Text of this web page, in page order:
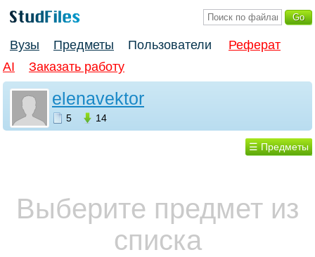
Вузы Предметы Пользователи
Реферат
AI
Заказать работу
elenavektor
5 14
☰ Предметы
Выберите предмет из
списка